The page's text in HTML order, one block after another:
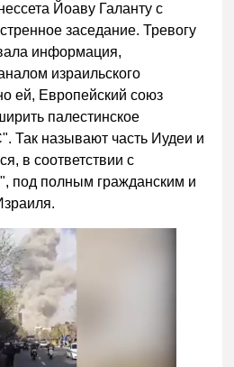
Йоаву Галанту с
заседание. Тревогу
информация,
израильского
ей, Европейский союз
палестинское
Так называют часть Иудеи и
в соответствии с
под полным гражданским и